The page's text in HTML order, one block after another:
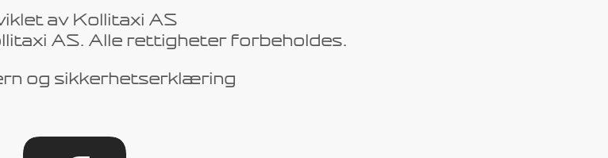
av Kollitaxi AS
AS. Alle rettigheter forbeholdes.
og sikkerhetserklæring